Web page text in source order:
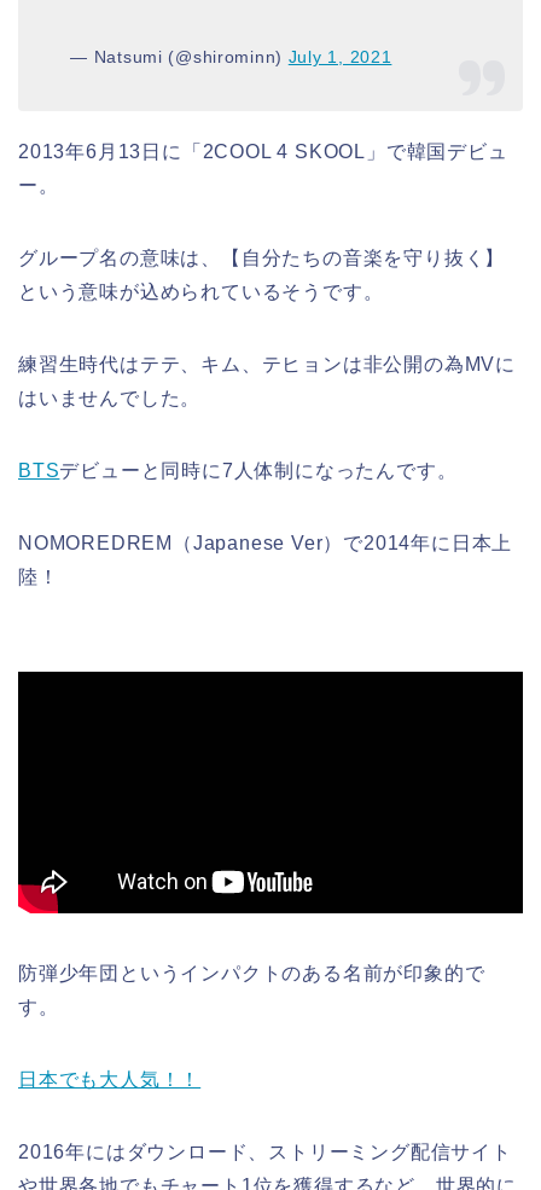
— Natsumi (@shirominn) July 1, 2021
2013年6月13日に「2COOL 4 SKOOL」で韓国デビュ
ー。
グループ名の意味は、【自分たちの音楽を守り抜く】
という意味が込められているそうです。
練習生時代はテテ、キム、テヒョンは非公開の為MVに
はいませんでした。
BTSデビューと同時に7人体制になったんです。
NOMOREDREM（Japanese Ver）で2014年に日本上
陸！
防弾少年団というインパクトのある名前が印象的で
す。
日本でも大人気！！
2016年にはダウンロード、ストリーミング配信サイト